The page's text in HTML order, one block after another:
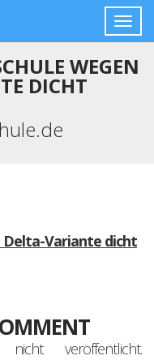
WEGEN
DICHT
Delta-Variante dicht
veröffentlicht.